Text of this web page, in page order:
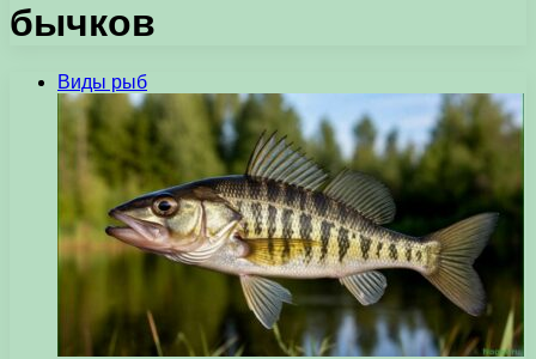
бычков
Виды рыб